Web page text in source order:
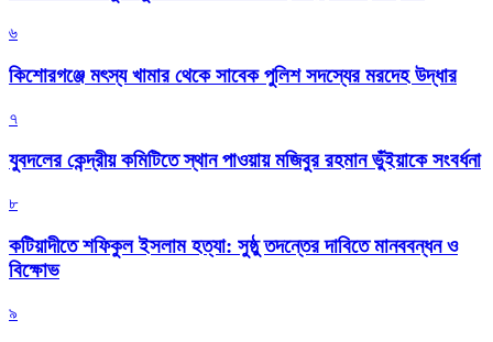
৬
কিশোরগঞ্জে মৎস্য খামার থেকে সাবেক পুলিশ সদস্যের মরদেহ উদ্ধার
৭
যুবদলের কেন্দ্রীয় কমিটিতে স্থান পাওয়ায় মজিবুর রহমান ভুঁইয়াকে সংবর্ধনা
৮
কটিয়াদীতে শফিকুল ইসলাম হত্যা: সুষ্ঠু তদন্তের দাবিতে মানববন্ধন ও
বিক্ষোভ
৯